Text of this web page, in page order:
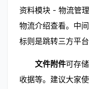
资料模块 - 物流管
物流介绍查看。中
标则是跳转三方平
文件附件可存
收据等。建议大家